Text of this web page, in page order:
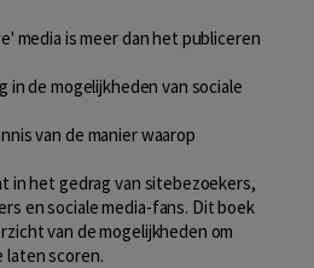
media is meer dan het publiceren
in de mogelijkheden van sociale
van de manier waarop
in het gedrag van sitebezoekers,
en sociale media-fans. Dit boek
van de mogelijkheden om
laten scoren.